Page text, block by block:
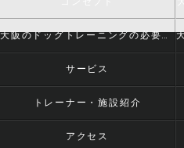
大阪のドッグトレーニングの必要とされる理由
サービス
トレーナー・施設紹介
アクセス